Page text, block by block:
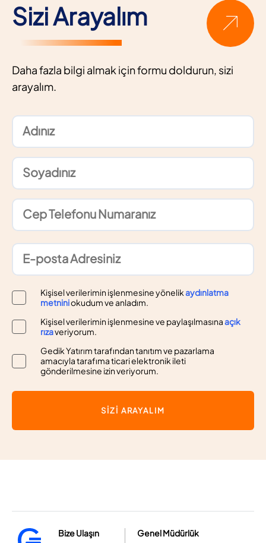
Sizi Arayalım
Daha fazla bilgi almak için formu doldurun, sizi
arayalım.
Kişisel verilerimin işlenmesine yönelikaydınlatma
metniniokudum ve anladım.
Kişisel verilerimin işlenmesine ve paylaşılmasınaaçık
rızaveriyorum.
Gedik Yatırım tarafından tanıtım ve pazarlama
amacıyla tarafıma ticari elektronik ileti
gönderilmesine izin veriyorum.
SİZİ ARAYALIM
Bize Ulaşın
Genel Müdürlük